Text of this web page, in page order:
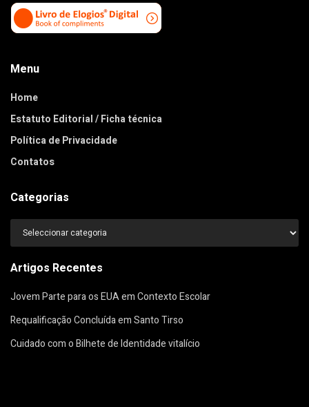
Menu
Home
Estatuto Editorial / Ficha técnica
Política de Privacidade
Contatos
Categorias
Categorias
Artigos Recentes
Jovem Parte para os EUA em Contexto Escolar
Requalificação Concluída em Santo Tirso
Cuidado com o Bilhete de Identidade vitalício